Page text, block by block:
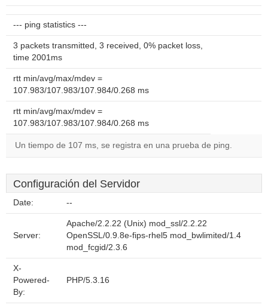
--- ping statistics ---
3 packets transmitted, 3 received, 0% packet loss,
time 2001ms
rtt min/avg/max/mdev =
107.983/107.983/107.984/0.268 ms
rtt min/avg/max/mdev =
107.983/107.983/107.984/0.268 ms
Un tiempo de 107 ms, se registra en una prueba de ping.
Configuración del Servidor
Date: --
Server:
Apache/2.2.22 (Unix) mod_ssl/2.2.22
OpenSSL/0.9.8e-fips-rhel5 mod_bwlimited/1.4
mod_fcgid/2.3.6
X-
Powered-
By:
PHP/5.3.16